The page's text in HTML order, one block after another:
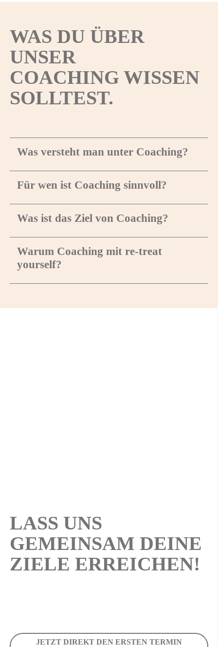
WAS DU ÜBER
UNSER
COACHING WISSEN
SOLLTEST.
Was versteht man unter Coaching?
Für wen ist Coaching sinnvoll?
Was ist das Ziel von Coaching?
Warum Coaching mit re-treat
yourself?
LASS UNS
GEMEINSAM DEINE
ZIELE ERREICHEN!
JETZT DIREKT DEN ERSTEN TERMIN